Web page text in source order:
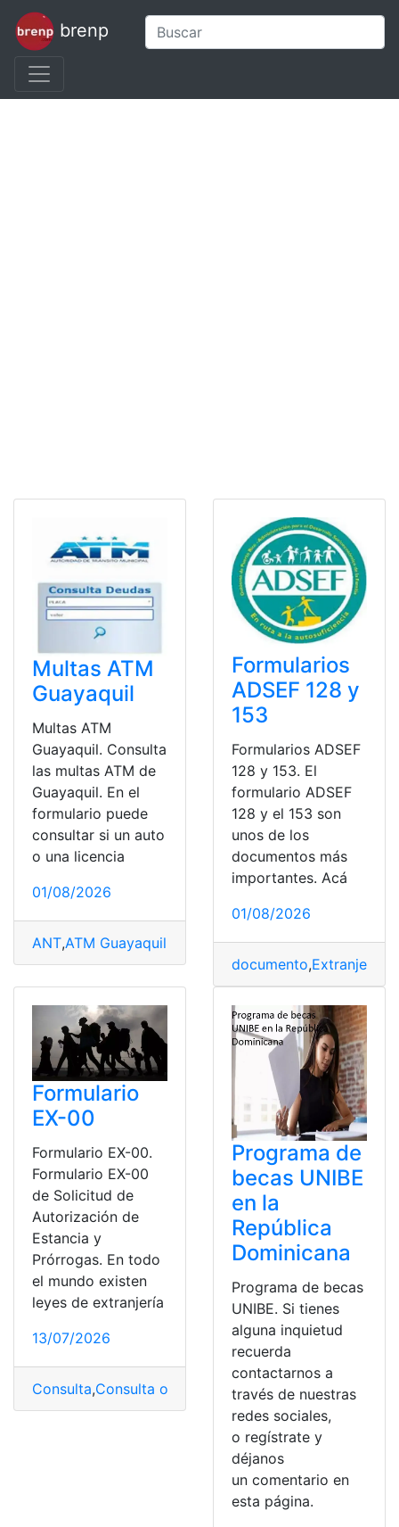
brenp
Multas ATM
Guayaquil
Multas ATM
Guayaquil. Consulta
las multas ATM de
Guayaquil. En el
formulario puede
consultar si un auto
o una licencia
01/08/2026
ANT,ATM Guayaquil formulario,Guayaquil,Multas,
Formularios
ADSEF 128 y
153
Formularios ADSEF
128 y 153. El
formulario ADSEF
128 y el 153 son
unos de los
documentos más
importantes. Acá
01/08/2026
documento,Extranjero
Formulario
EX-00
Formulario EX-00.
Formulario EX-00
de Solicitud de
Autorización de
Estancia y
Prórrogas. En todo
el mundo existen
leyes de extranjería
13/07/2026
Consulta,Consulta online Ecuador,formulario,
Programa de
becas UNIBE
en la
República
Dominicana
Programa de becas
UNIBE. Si tienes
alguna inquietud
recuerda
contactarnos a
través de nuestras
redes sociales,
o regístrate y
déjanos
un comentario en
esta página.